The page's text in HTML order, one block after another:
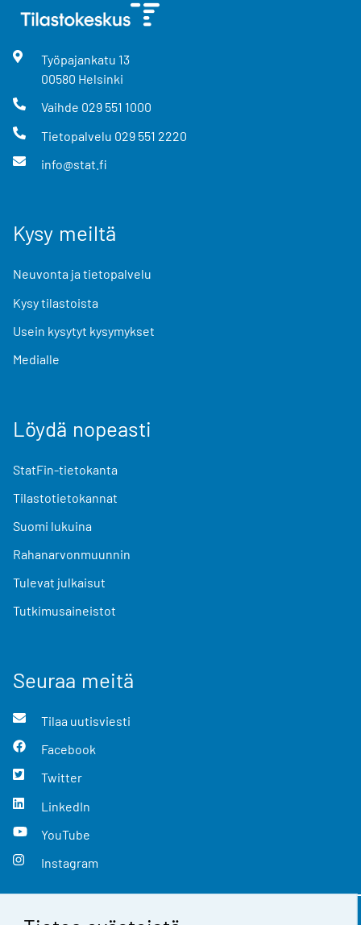
Työpajankatu 13
00580 Helsinki
Vaihde 029 551 1000
Tietopalvelu 029 551 2220
info@stat.fi
Kysy meiltä
Neuvonta ja tietopalvelu
Kysy tilastoista
Usein kysytyt kysymykset
Medialle
Löydä nopeasti
StatFin-tietokanta
Tilastotietokannat
Suomi lukuina
Rahanarvonmuunnin
Tulevat julkaisut
Tutkimusaineistot
Seuraa meitä
Tilaa uutisviesti
Facebook
Twitter
LinkedIn
YouTube
Instagram